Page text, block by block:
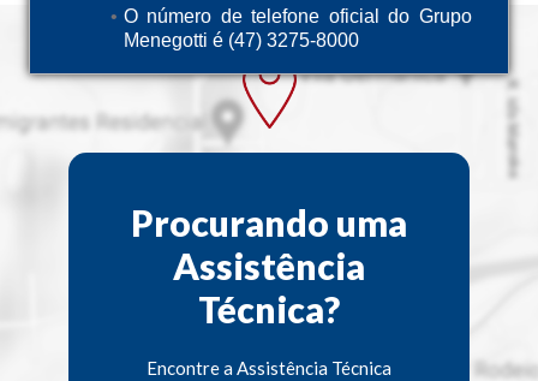
O número de telefone oficial do Grupo
Menegotti é (47) 3275-8000
Procurando uma
Assistência
Técnica?
Encontre a Assistência Técnica